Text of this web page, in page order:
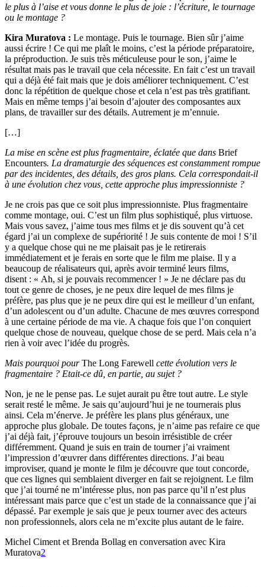
le plus à l’aise et vous donne le plus de joie : l’écriture, le tournage
ou le montage ?
Kira Muratova : Le montage. Puis le tournage. Bien sûr j’aime
aussi écrire ! Ce qui me plaît le moins, c’est la période préparatoire,
la préproduction. Je suis très méticuleuse pour le son, j’aime le
résultat mais pas le travail que cela nécessite. En fait c’est un travail
qui a déjà été fait mais que je dois améliorer techniquement. C’est
donc la répétition de quelque chose et cela n’est pas très gratifiant.
Mais en même temps j’ai besoin d’ajouter des composantes aux
plans, de travailler sur des détails. Autrement je m’ennuie.
[…]
La mise en scène est plus fragmentaire, éclatée que dans Brief
Encounters. La dramaturgie des séquences est constamment rompue
par des incidentes, des détails, des gros plans. Cela correspondait-il
à une évolution chez vous, cette approche plus impressionniste ?
Je ne crois pas que ce soit plus impressionniste. Plus fragmentaire
comme montage, oui. C’est un film plus sophistiqué, plus virtuose.
Mais vous savez, j’aime tous mes films et je dis souvent qu’à cet
égard j’ai un complexe de supériorité ! Je suis contente de moi ! S’il
y a quelque chose qui ne me plaisait pas je le retirerais
immédiatement et je ferais en sorte que le film me plaise. Il y a
beaucoup de réalisateurs qui, après avoir terminé leurs films,
disent : « Ah, si je pouvais recommencer ! » Je ne déclare pas du
tout ce genre de choses, je ne peux dire lequel de mes films je
préfère, pas plus que je ne peux dire qui est le meilleur d’un enfant,
d’un adolescent ou d’un adulte. Chacune de mes œuvres correspond
à une certaine période de ma vie. A chaque fois que l’on conquiert
quelque chose de nouveau, quelque chose de se perd. Mais cela n’a
rien à voir avec l’idée du progrès.
Mais pourquoi pourThe Long Farewell cette évolution vers le
fragmentaire ? Etait-ce dû, en partie, au sujet ?
Non, je ne le pense pas. Le sujet aurait pu être tout autre. Le style
serait resté le même. Je sais qu’aujourd’hui je ne tournerais plus
ainsi. Cela m’énerve. Je préfère les plans plus généraux, une
approche plus globale. De toutes façons, je n’aime pas refaire ce que
j’ai déjà fait, j’éprouve toujours un besoin irrésistible de créer
différemment. Quand je suis en train de tourner j’ai vraiment
l’impression d’œuvrer dans différentes directions. J’ai beau
improviser, quand je monte le film je découvre que tout concorde,
que ces lignes qui semblaient diverger en fait se rejoignent. Le film
que j’ai tourné ne m’intéresse plus, non pas parce qu’il n’est plus
intéressant mais parce que c’est un stade de la connaissance que j’ai
dépassé. Par exemple je sais que je peux tourner avec des acteurs
non professionnels, alors cela ne m’excite plus autant de le faire.
Michel Ciment et Brenda Bollag en conversation avec Kira
Muratova2